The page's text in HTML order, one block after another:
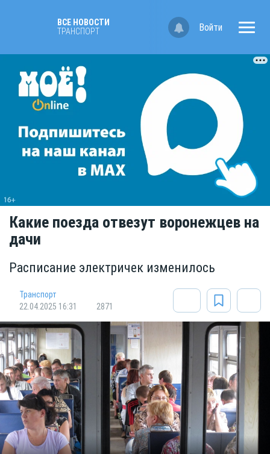
ВСЕ НОВОСТИ
ТРАНСПОРТ
Войти
Какие поезда отвезут воронежцев на
дачи
Расписание электричек изменилось
Транспорт
22.04.2025 16:31
2871